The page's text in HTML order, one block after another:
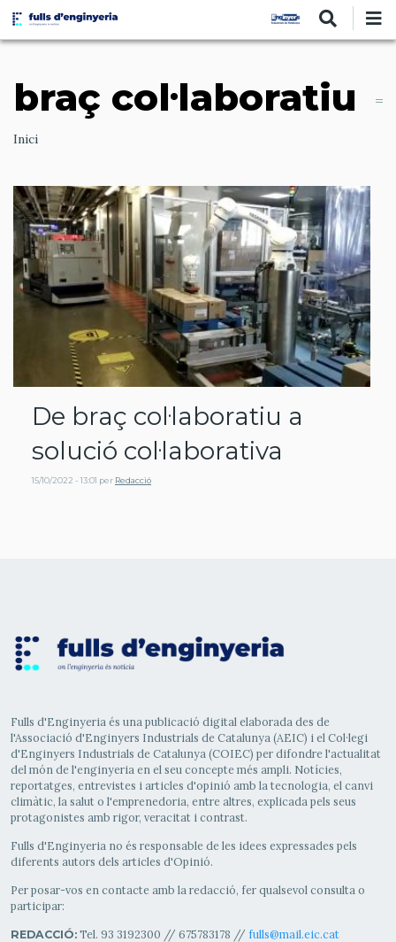
Vés
contingut
braç col·laboratiu
Ruta
navegació
Inici
De braç col·laboratiu a
solució col·laborativa
15/10/2022 - 13:01 per Redacció
Fulls d'Enginyeria és una publicació digital elaborada des de
l'Associació d'Enginyers Industrials de Catalunya (AEIC) i el Col·legi
d'Enginyers Industrials de Catalunya (COIEC) per difondre l'actualitat
del món de l'enginyeria en el seu concepte més ampli. Notícies,
reportatges, entrevistes i articles d'opinió amb la tecnologia, el canvi
climàtic, la salut o l'emprenedoria, entre altres, explicada pels seus
protagonistes amb rigor, veracitat i contrast.
Fulls d'Enginyeria no és responsable de les idees expressades pels
diferents autors dels articles d'Opinió.
Per posar-vos en contacte amb la redacció, fer qualsevol consulta o
participar:
REDACCIÓ:Tel. 93 3192300 // 675783178 // fulls@mail.eic.cat